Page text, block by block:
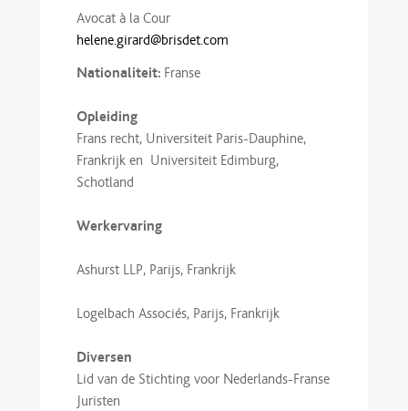
Avocat à la Cour
helene.girard@brisdet.com
Nationaliteit: Franse
Opleiding
Frans recht, Universiteit Paris-Dauphine,
Frankrijk en Universiteit Edimburg,
Schotland
Werkervaring
Ashurst LLP, Parijs, Frankrijk
Logelbach Associés, Parijs, Frankrijk
Diversen
Lid van de Stichting voor Nederlands-Franse
Juristen